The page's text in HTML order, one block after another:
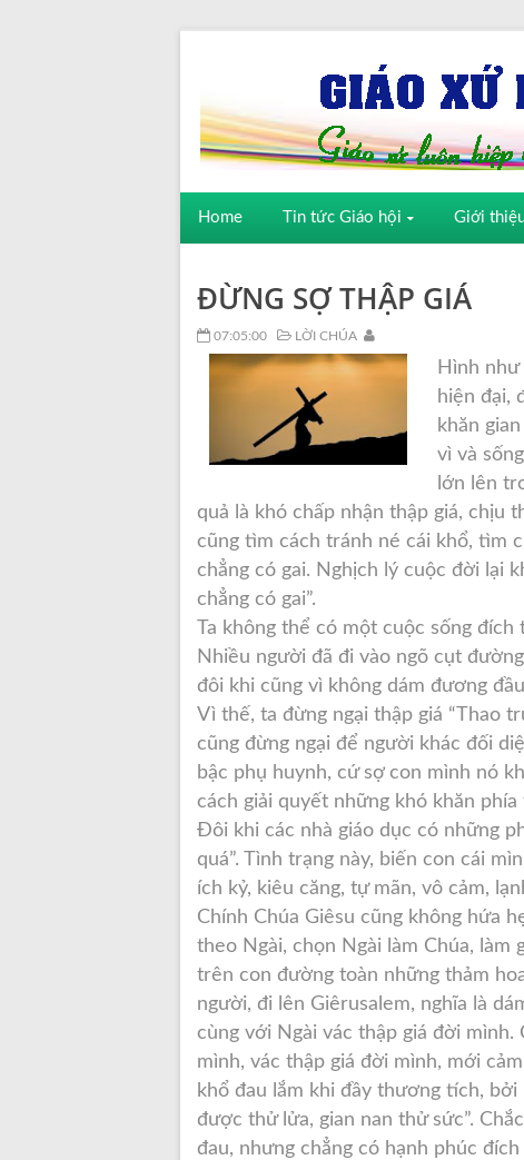
Home Tin tức Giáo hội Giới
ĐỪNG SỢ THẬP GIÁ
07:05:00 LỜI CHÚA
Hình
hiện đại,
khăn
vì và
lớn lên
quả là khó chấp nhận thập giá, chịu
cũng tìm cách tránh né cái khổ, tìm
chẳng có gai. Nghịch lý cuộc đời lại
chẳng có gai”.
Ta không thể có một cuộc sống
Nhiều người đã đi vào ngõ cụt
đôi khi cũng vì không dám đương
Vì thế, ta đừng ngại thập giá “Thao
cũng đừng ngại để người khác đối
bậc phụ huynh, cứ sợ con mình nó
cách giải quyết những khó khăn
Đôi khi các nhà giáo dục có những
quá”. Tình trạng này, biến con cái
ích kỷ, kiêu căng, tự mãn, vô cảm,
Chính Chúa Giêsu cũng không hứa
theo Ngài, chọn Ngài làm Chúa, làm
trên con đường toàn những thảm
người, đi lên Giêrusalem, nghĩa là
cùng với Ngài vác thập giá đời
mình, vác thập giá đời mình, mới
khổ đau lắm khi đầy thương tích, bởi
được thử lửa, gian nan thử sức”.
đau, nhưng chẳng có hạnh phúc